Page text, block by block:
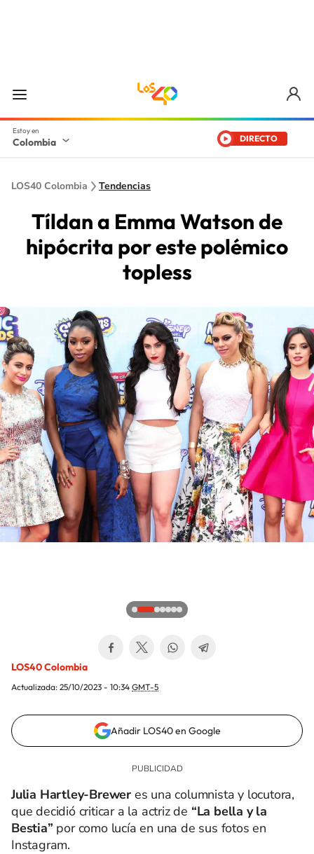
Colombia DIRECTO
LOS40 Colombia Tendencias
Tíldan a Emma Watson de
hipócrita por este polémico
topless
LOS40 Colombia
Actualizada: 25/10/2023 - 10:34 GMT-5
Añadir LOS40 en Google
Julia Hartley-Brewer es una columnista y locutora,
que decidió criticar a la actriz de “La bella y la
Bestia” por como lucía en una de sus fotos en
Instagram.